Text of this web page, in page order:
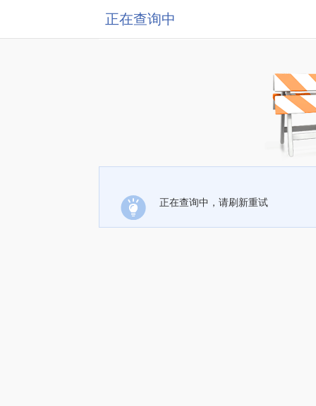
正在查询中
正在查询中，请刷新重试